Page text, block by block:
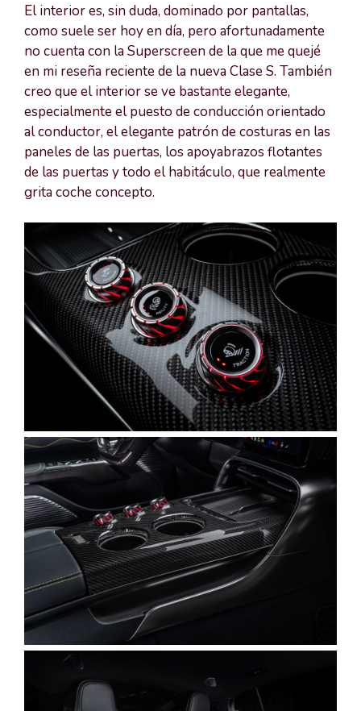
El interior es, sin duda, dominado por pantallas,
como suele ser hoy en día, pero afortunadamente
no cuenta con la Superscreen de la que me quejé
en mi reseña reciente de la nueva Clase S. También
creo que el interior se ve bastante elegante,
especialmente el puesto de conducción orientado
al conductor, el elegante patrón de costuras en las
paneles de las puertas, los apoyabrazos flotantes
de las puertas y todo el habitáculo, que realmente
grita coche concepto.